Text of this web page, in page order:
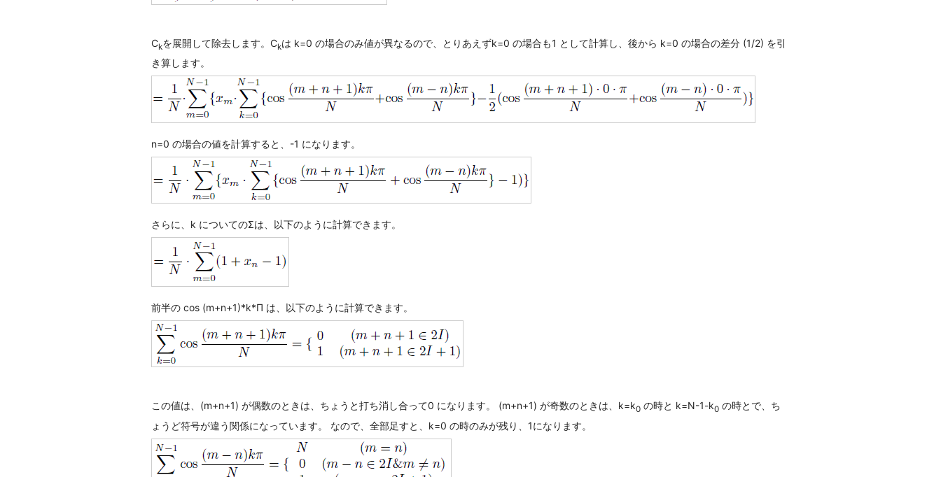
Ckを展開して除去します。Ckは k=0 の場合のみ値が異なるので、とりあえずk=0 の場合も1 として計算し、後から k=0 の場合の差分 (1/2) を引
き算します。
n=0 の場合の値を計算すると、-1 になります。
さらに、k についてのΣは、以下のように計算できます。
前半の cos (m+n+1)*k*Π は、以下のように計算できます。
この値は、(m+n+1) が偶数のときは、ちょうと打ち消し合って0 になります。 (m+n+1) が奇数のときは、k=k0 の時と k=N-1-k0 の時とで、ち
ょうど符号が違う関係になっています。 なので、全部足すと、k=0 の時のみが残り、1になります。